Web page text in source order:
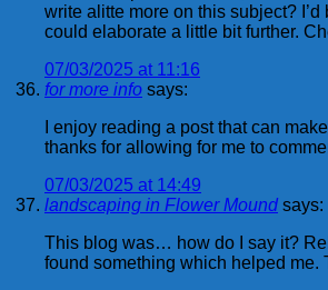
write alitte more on this subject?
could elaborate a little bit further.
07/03/2025 at 11:16
for more info says:
I enjoy reading a post that can
thanks for allowing for me to
07/03/2025 at 14:49
landscaping in Flower Mound says:
This blog was… how do I say it?
found something which helped me.